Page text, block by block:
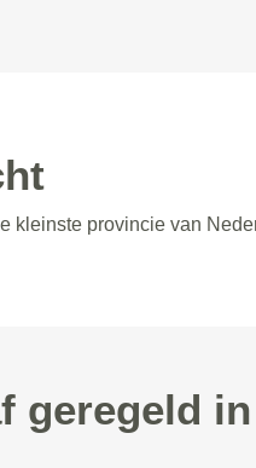
kleinste provincie van
geregeld